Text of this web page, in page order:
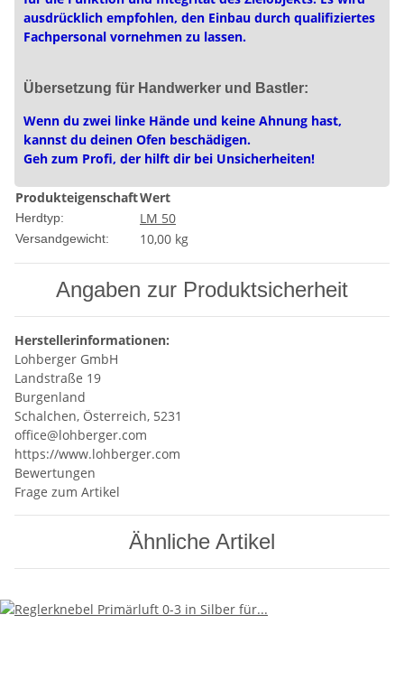
ausdrücklich empfohlen, den Einbau durch qualifiziertes
Fachpersonal vornehmen zu lassen.
Übersetzung für Handwerker und Bastler:
Wenn du zwei linke Hände und keine Ahnung hast,
kannst du deinen Ofen beschädigen.
Geh zum Profi, der hilft dir bei Unsicherheiten!
ProdukteigenschaftWert
Herdtyp: LM 50
Versandgewicht: 10,00 kg
Angaben zur Produktsicherheit
Herstellerinformationen:
Lohberger GmbH
Landstraße 19
Burgenland
Schalchen, Österreich, 5231
office@lohberger.com
https://www.lohberger.com
Bewertungen
Frage zum Artikel
Ähnliche Artikel